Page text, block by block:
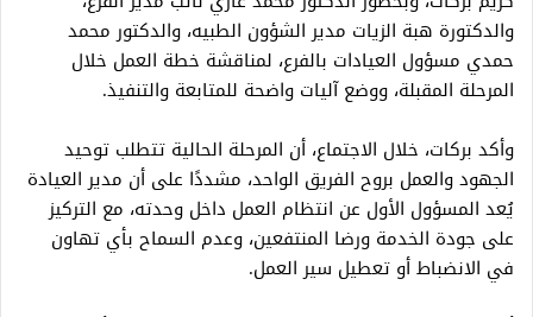
والدكتورة هبة الزيات مدير الشؤون الطبيه، والدكتور محمد
حمدي مسؤول العيادات بالفرع، لمناقشة خطة العمل خلال
المرحلة المقبلة، ووضع آليات واضحة للمتابعة والتنفيذ.
وأكد بركات، خلال الاجتماع، أن المرحلة الحالية تتطلب توحيد
الجهود والعمل بروح الفريق الواحد، مشددًا على أن مدير العيادة
يُعد المسؤول الأول عن انتظام العمل داخل وحدته، مع التركيز
على جودة الخدمة ورضا المنتفعين، وعدم السماح بأي تهاون
في الانضباط أو تعطيل سير العمل.